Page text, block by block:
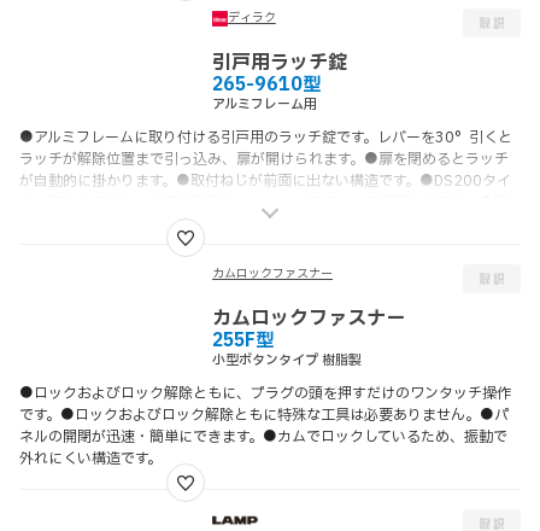
ディラク
引戸用ラッチ錠
265-9610型
アルミフレーム用
●アルミフレームに取り付ける引戸用のラッチ錠です。レバーを30°引くと
ラッチが解除位置まで引っ込み、扉が開けられます。●扉を閉めるとラッチ
が自動的に掛かります。●取付ねじが前面に出ない構造です。●DS200タイ
付ナットの位置が変えられるため、扉と枠の数パターンのアルミフレームサ
イズ組み合わせに対応可能です。
カムロックファスナー
カムロックファスナー
255F型
小型ボタンタイプ 樹脂製
●ロックおよびロック解除ともに、プラグの頭を押すだけのワンタッチ操作
です。●ロックおよびロック解除ともに特殊な工具は必要ありません。●パ
ネルの開閉が迅速・簡単にできます。●カムでロックしているため、振動で
外れにくい構造です。